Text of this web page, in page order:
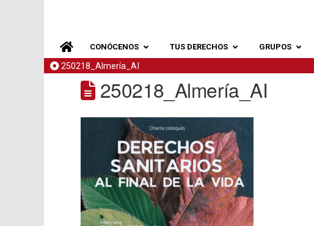
CONÓCENOS TUS DERECHOS GRUPOS
250218_Almería_AI
250218_Almería_AI